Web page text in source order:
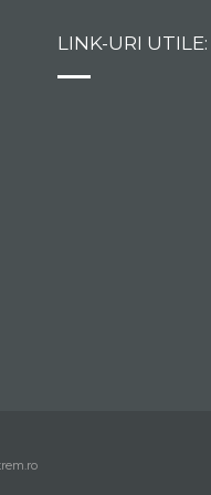
LINK-URI UTILE: